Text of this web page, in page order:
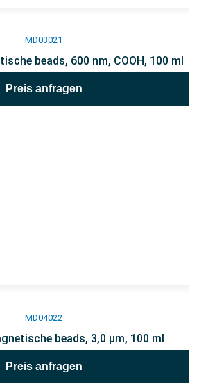
MD03021
beads, 600 nm, COOH, 100 ml
Preis anfragen
MD04022
beads, 3,0 µm, 100 ml
Preis anfragen